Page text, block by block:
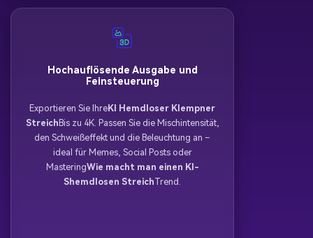
Hochauflösende Ausgabe und
Feinsteuerung
Exportieren Sie IhreKI Hemdloser Klempner
StreichBis zu 4K. Passen Sie die Mischintensität,
den Schweißeffekt und die Beleuchtung an –
ideal für Memes, Social Posts oder
MasteringWie macht man einen KI-
Shemdlosen StreichTrend.